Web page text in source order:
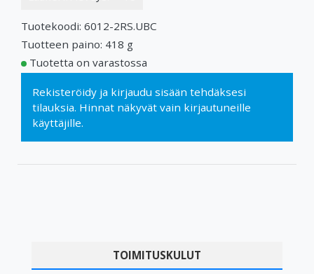
Tuotekoodi: 6012-2RS.UBC
Tuotteen paino: 418 g
Tuotetta on varastossa
Rekisteröidy ja kirjaudu sisään tehdäksesi
tilauksia. Hinnat näkyvät vain kirjautuneille
käyttäjille.
TOIMITUSKULUT